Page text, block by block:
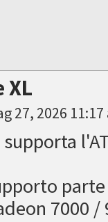
XL
27, 2026 11:17
7000 /